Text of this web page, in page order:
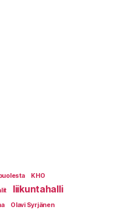
KHO
liikuntahalli
Olavi Syrjänen